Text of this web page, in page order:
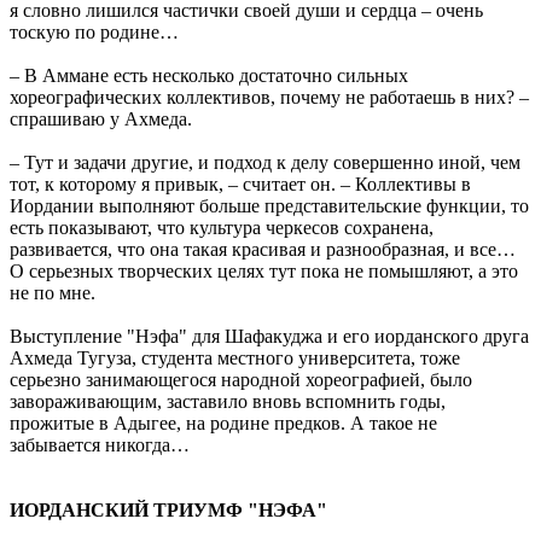
я словно лишился частички своей души и сердца – очень
тоскую по родине…
– В Аммане есть несколько достаточно сильных
хореографических коллективов, почему не работаешь в них? –
спрашиваю у Ахмеда.
– Тут и задачи другие, и подход к делу совершенно иной, чем
тот, к которому я привык, – считает он. – Коллективы в
Иордании выполняют больше представительские функции, то
есть показывают, что культура черкесов сохранена,
развивается, что она такая красивая и разнообразная, и все…
О серьезных творческих целях тут пока не помышляют, а это
не по мне.
Выступление "Нэфа" для Шафакуджа и его иорданского друга
Ахмеда Тугуза, студента местного университета, тоже
серьезно занимающегося народной хореографией, было
завораживающим, заставило вновь вспомнить годы,
прожитые в Адыгее, на родине предков. А такое не
забывается никогда…
ИОРДАНСКИЙ ТРИУМФ "НЭФА"